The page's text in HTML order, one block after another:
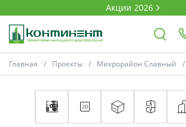
Акции 2026
Ковров
Главная Проекты Микрорайон Славный